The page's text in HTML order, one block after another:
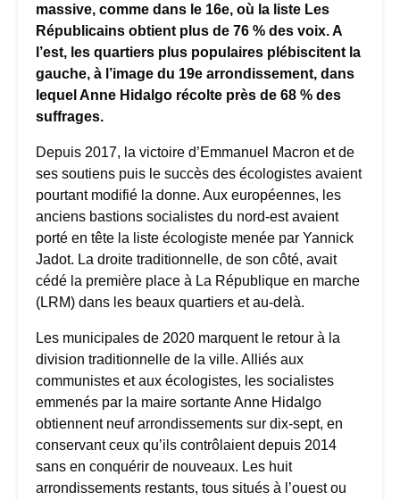
massive, comme dans le 16e, où la liste Les
Républicains obtient plus de 76 % des voix. A
l’est, les quartiers plus populaires plébiscitent la
gauche, à l’image du 19e arrondissement, dans
lequel Anne Hidalgo récolte près de 68 % des
suffrages.
Depuis 2017, la victoire d’Emmanuel Macron et de
ses soutiens puis le succès des écologistes avaient
pourtant modifié la donne. Aux européennes, les
anciens bastions socialistes du nord-est avaient
porté en tête la liste écologiste menée par Yannick
Jadot. La droite traditionnelle, de son côté, avait
cédé la première place à La République en marche
(LRM) dans les beaux quartiers et au-delà.
Les municipales de 2020 marquent le retour à la
division traditionnelle de la ville. Alliés aux
communistes et aux écologistes, les socialistes
emmenés par la maire sortante Anne Hidalgo
obtiennent neuf arrondissements sur dix-sept, en
conservant ceux qu’ils contrôlaient depuis 2014
sans en conquérir de nouveaux. Les huit
arrondissements restants, tous situés à l’ouest ou